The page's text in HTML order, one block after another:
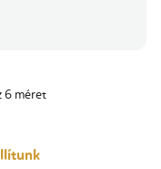
6 méret